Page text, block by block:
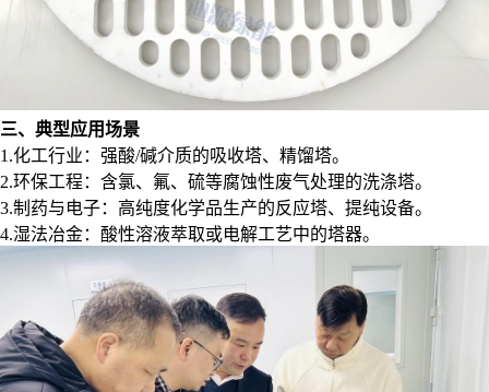
三、典型应用场景
1.化工行业：强酸/碱介质的吸收塔、精馏塔。
2.环保工程：含氯、氟、硫等腐蚀性废气处理的洗涤塔。
3.制药与电子：高纯度化学品生产的反应塔、提纯设备。
4.湿法冶金：酸性溶液萃取或电解工艺中的塔器。